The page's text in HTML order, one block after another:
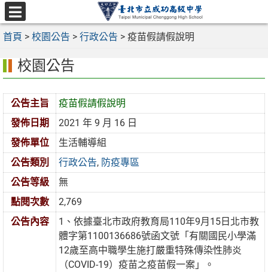
跳
至
主
容
區
選
單
首頁 > 校園公告 > 行政公告 > 疫苗假請假說明
校園公告
公告主旨
疫苗假請假說明
發佈日期
2021 年 9 月 16 日
發佈單位
生活輔導組
公告類別
行政公告, 防疫專區
公告等級
無
點閱次數
2,769
公告內容
1、依據臺北市政府教育局110年9月15日北市教
體字第1100136686號函文號「有關國民小學滿
12歲至高中職學生施打嚴重特殊傳染性肺炎
（COVID-19）疫苗之疫苗假一案」。